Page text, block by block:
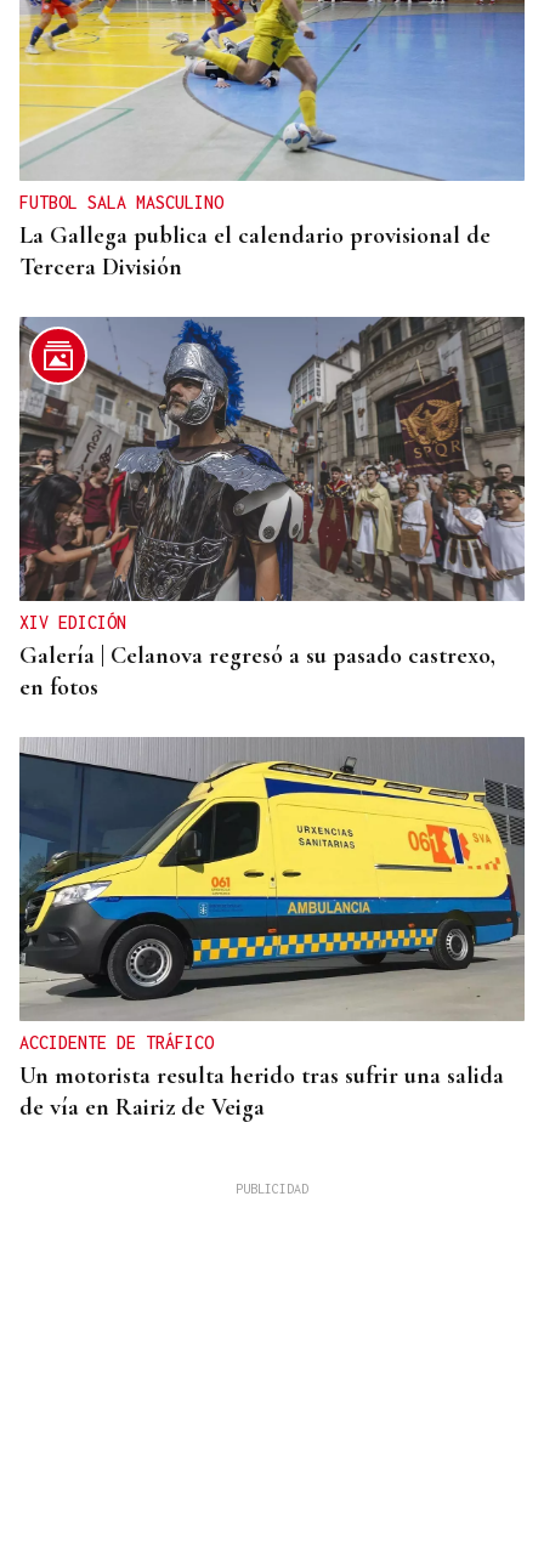
RESPUESTA INMEDIATA
España comienza a aplicar controles a los viajeros
procedentes de Italia
FUTBOL SALA MASCULINO
La Gallega publica el calendario provisional de
Tercera División
XIV EDICIÓN
Galería | Celanova regresó a su pasado castrexo,
en fotos
ACCIDENTE DE TRÁFICO
Un motorista resulta herido tras sufrir una salida
de vía en Rairiz de Veiga